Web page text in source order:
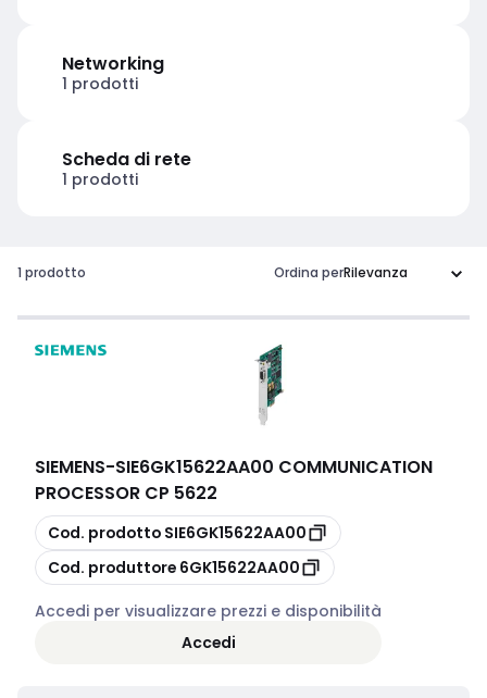
Networking
1 prodotti
Scheda di rete
1 prodotti
1 prodotto Ordina per
SIEMENS-SIE6GK15622AA00 COMMUNICATION
PROCESSOR CP 5622
copia
Cod. prodotto SIE6GK15622AA00
copia
Cod. produttore 6GK15622AA00
Accedi per visualizzare prezzi e disponibilità
Accedi